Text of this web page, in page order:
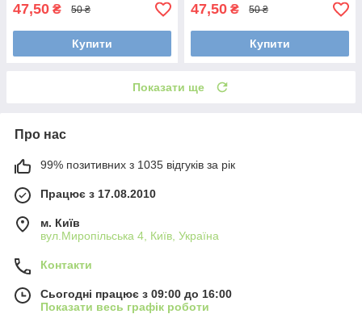
47,50 ₴ 50 ₴
Купити
47,50 ₴ 50 ₴
Купити
Показати ще
Про нас
99% позитивних з 1035 відгуків за рік
Працює з 17.08.2010
м. Київ
вул.Миропільська 4, Київ, Україна
Контакти
Сьогодні працює з 09:00 до 16:00
Показати весь графік роботи